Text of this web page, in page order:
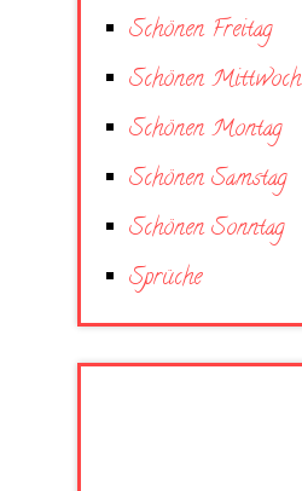
Schönen Freitag
Schönen Mittwoch
Schönen Montag
Schönen Samstag
Schönen Sonntag
Sprüche